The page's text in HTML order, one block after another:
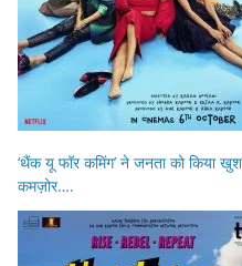
‘थैंक यू फॉर कमिंग’ ने जनता को किया
कमज़ोर….